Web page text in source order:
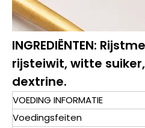
INGREDIËNTEN:
rijsteiwit, witte
dextrine.
VOEDING INFORMATIE
Voedingsfeiten